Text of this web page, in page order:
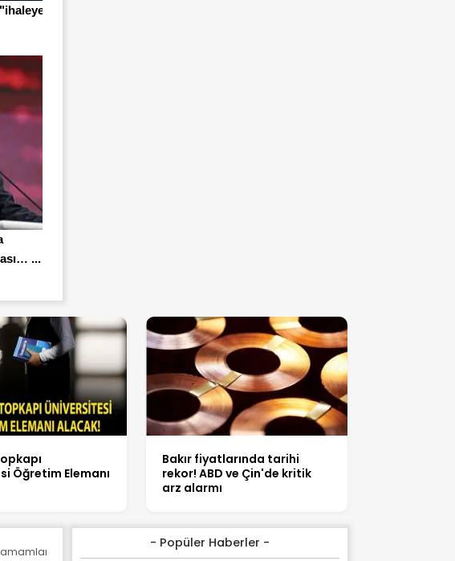
...
Öğretim Elemanı
Bakır fiyatlarında tarihi
rekor! ABD ve Çin'de kritik
arz alarmı
- Popüler Haberler -